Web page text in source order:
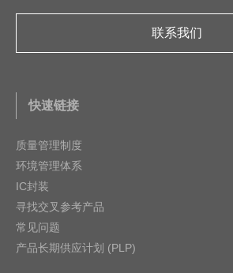
联系我们
快速链接
质量管理制度
环境管理体系
IC封装
寻找交叉参考产品
常见问题
产品长期供应计划 (PLP)